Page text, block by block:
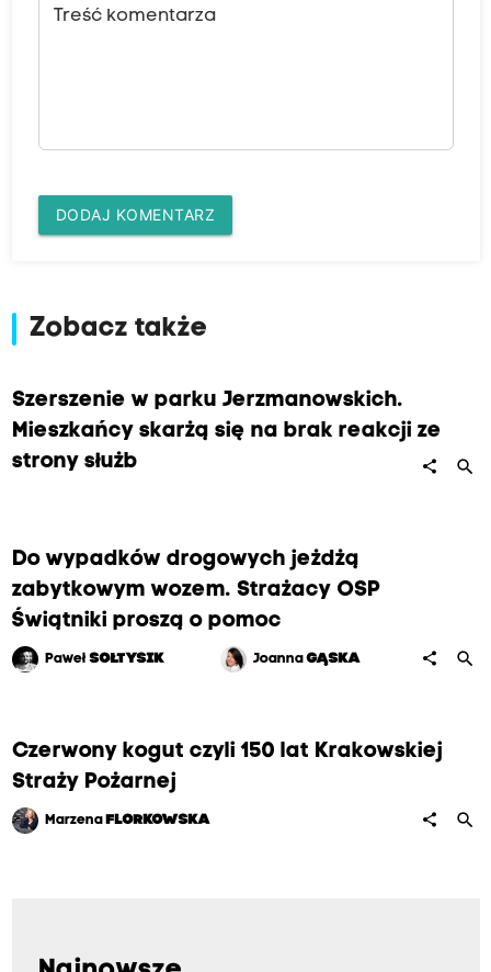
Treść komentarza
DODAJ KOMENTARZ
Zobacz także
Szerszenie w parku Jerzmanowskich.
Mieszkańcy skarżą się na brak reakcji ze
strony służb
share search
Do wypadków drogowych jeżdżą
zabytkowym wozem. Strażacy OSP
Świątniki proszą o pomoc
PawełSOŁTYSIK JoannaGĄSKA share search
Czerwony kogut czyli 150 lat Krakowskiej
Straży Pożarnej
Marzena FLORKOWSKA share search